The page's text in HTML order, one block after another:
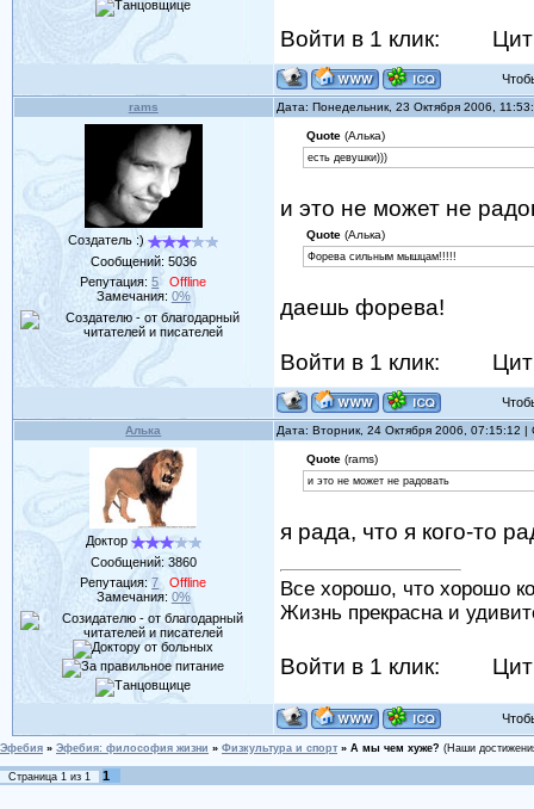
Войти в 1 клик:
rams Дата: Понедельник, 23 Октября 2006,
Создатель :)
Сообщений: 5036
Репутация:5
Offline
Замечания: 0%
Quote(Алька)
есть девушки)))
и это не может не
Quote(Алька)
Форева сильным мышцам!!!!!
даешь форева!
Войти в 1 клик:
Алька Дата: Вторник, 24 Октября 2006, 07:15:12
Доктор
Сообщений: 3860
Репутация:7
Offline
Замечания: 0%
Quote(rams)
и это не может не радовать
я рада, что я кого-то
Все хорошо, что хорошо
Жизнь прекрасна и
Войти в 1 клик:
Эфебия » Эфебия: философия жизни » Физкультура и спорт » А мы чем хуже? (Наши
Страница 1 из 1 1